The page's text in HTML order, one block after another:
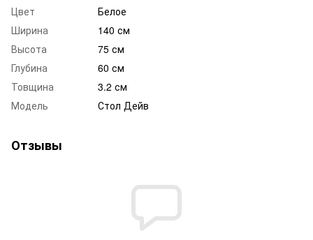
Цвет
Белое
Ширина
140 см
Высота
75 см
Глубина
60 см
Товщина
3.2 см
Модель
Стол Дейв
Отзывы